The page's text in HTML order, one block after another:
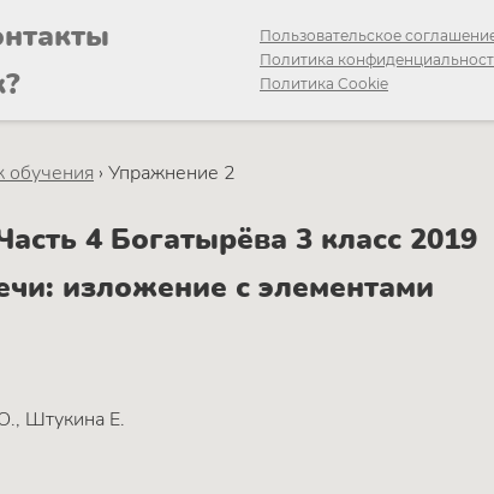
Пользовательское
Политика
Политика Cookie
обучения › Упражнение 2
4 Богатырёва 3 класс 2019
изложение с элементами
Штукина Е.